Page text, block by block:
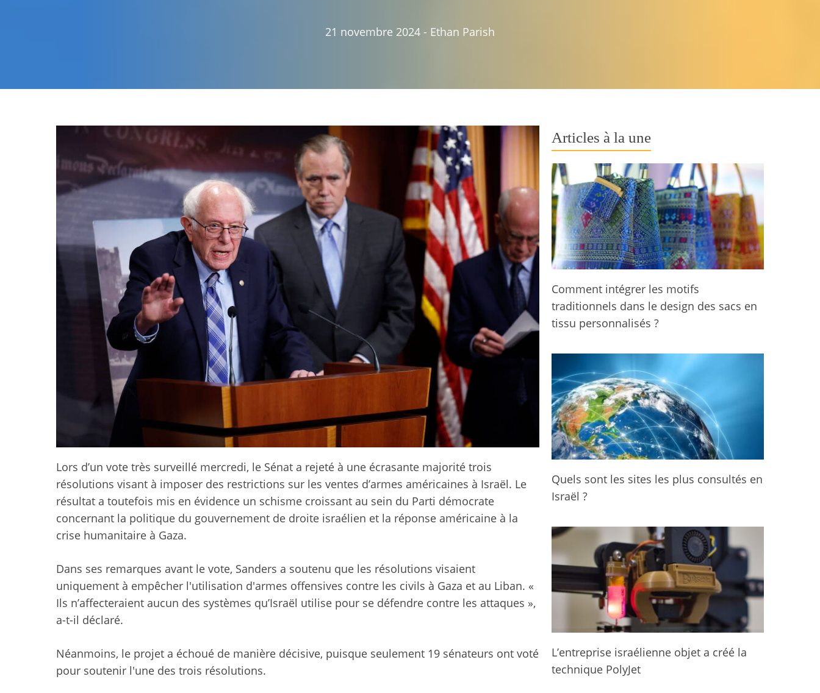
21 novembre 2024 - Ethan Parish
Lors d’un vote très surveillé mercredi, le Sénat a rejeté à une écrasante majorité trois
résolutions visant à imposer des restrictions sur les ventes d’armes américaines à Israël. Le
résultat a toutefois mis en évidence un schisme croissant au sein du Parti démocrate
concernant la politique du gouvernement de droite israélien et la réponse américaine à la
crise humanitaire à Gaza.
Dans ses remarques avant le vote, Sanders a soutenu que les résolutions visaient
uniquement à empêcher l'utilisation d'armes offensives contre les civils à Gaza et au Liban. «
Ils n’affecteraient aucun des systèmes qu’Israël utilise pour se défendre contre les attaques »,
a-t-il déclaré.
Néanmoins, le projet a échoué de manière décisive, puisque seulement 19 sénateurs ont voté
pour soutenir l'une des trois résolutions.
Articles à la une
Comment intégrer les motifs
traditionnels dans le design des sacs en
tissu personnalisés ?
Quels sont les sites les plus consultés en
Israël ?
L’entreprise israélienne objet a créé la
technique PolyJet